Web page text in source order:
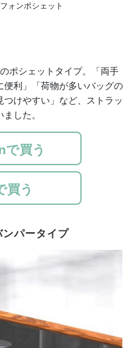
ォンポシェット
ポシェットタイプ。「両手
便利」「荷物が多いバッグの
けやすい」など、ストラッ
した。
で買う
買う
パータイプ